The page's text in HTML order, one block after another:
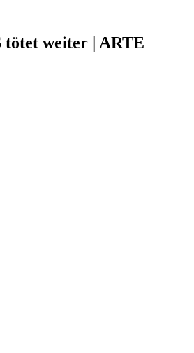
tötet weiter | ARTE